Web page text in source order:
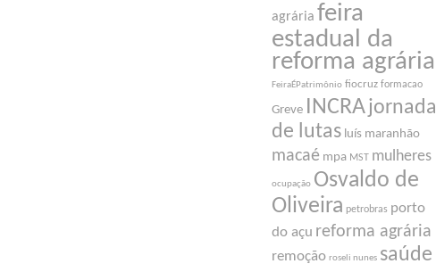
agrária feira
estadual da
reforma agrária
FeiraÉPatrimônio fiocruz formacao
Greve INCRA jornada
de lutas luís maranhão
macaé mpa MST mulheres
ocupação Osvaldo de
Oliveira petrobras porto
do açu reforma agrária
remoção roseli nunes saúde